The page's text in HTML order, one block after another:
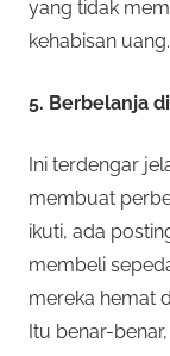
yang tidak
kehabisan uang.
5. Berbelanja
Ini terdengar
membuat
ikuti, ada
membeli
mereka hemat
Itu benar-